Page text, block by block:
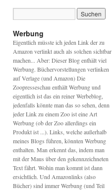
Werbung
Eigentlich müsste ich jeden Link der zu
Amazon verlinkt auch als solchen sichtbar
machen... Aber: Dieser Blog enthält viel
Werbung. Büchervorstellungen verlinken
auf Verlage (und Amazon) Die
Zoopresseschau enthält Werbung und
eigentlich ist das ein reiner Werbeblog,
jedenfalls könnte man das so sehen, denn
jeder Link zu einem Zoo ist eine Art
Werbung (ob der Zoo allerdings ein
Produkt ist ...). Links, welche außerhalb
meines Blogs führen, könnten Werbung
enthalten. Man erkennt das, indem man
mit der Maus über den gekennzeichneten
Text fährt. Wohin man kommt ist dann
ersichtlich. Und Amazonlinks (also
Bücher) sind immer Werbung (und Teil